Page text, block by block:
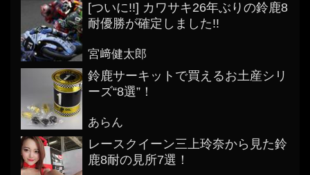
[ついに!!] カワサキ26年ぶりの鈴鹿8
耐優勝が確定しました!!
宮﨑健太郎
鈴鹿サーキットで買えるお土産シリ
ーズ“8選”！
あらん
レースクイーン三上玲奈から見た鈴
鹿8耐の見所7選！